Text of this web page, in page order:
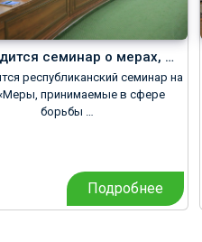
семинар о мерах, …
республиканский семинар на
принимаемые в сфере
борьбы …
Подробнее